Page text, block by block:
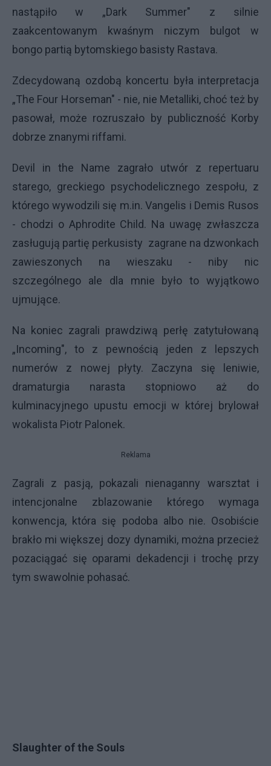
nastąpiło w „Dark Summer" z silnie
zaakcentowanym kwaśnym niczym bulgot w
bongo partią bytomskiego basisty Rastava.
Zdecydowaną ozdobą koncertu była interpretacja
„The Four Horseman" - nie, nie Metalliki, choć też by
pasował, może rozruszało by publiczność Korby
dobrze znanymi riffami.
Devil in the Name zagrało utwór z repertuaru
starego, greckiego psychodelicznego zespołu, z
którego wywodzili się m.in. Vangelis i Demis Rusos
- chodzi o Aphrodite Child. Na uwagę zwłaszcza
zasługują partię perkusisty zagrane na dzwonkach
zawieszonych na wieszaku - niby nic
szczególnego ale dla mnie było to wyjątkowo
ujmujące.
Na koniec zagrali prawdziwą perłę zatytułowaną
„Incoming", to z pewnością jeden z lepszych
numerów z nowej płyty. Zaczyna się leniwie,
dramaturgia narasta stopniowo aż do
kulminacyjnego upustu emocji w której brylował
wokalista Piotr Palonek.
Reklama
Zagrali z pasją, pokazali nienaganny warsztat i
intencjonalne zblazowanie którego wymaga
konwencja, która się podoba albo nie. Osobiście
brakło mi większej dozy dynamiki, można przecież
pozaciągać się oparami dekadencji i trochę przy
tym swawolnie pohasać.
Slaughter of the Souls